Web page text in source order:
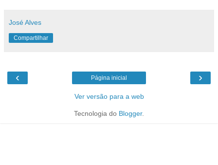
José Alves
Compartilhar
‹ ›
Página inicial
Ver versão para a web
Tecnologia do Blogger.